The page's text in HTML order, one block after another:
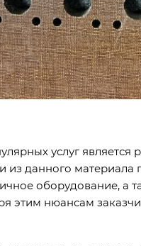
услуг является
из данного
оборудование, а
этим нюансам